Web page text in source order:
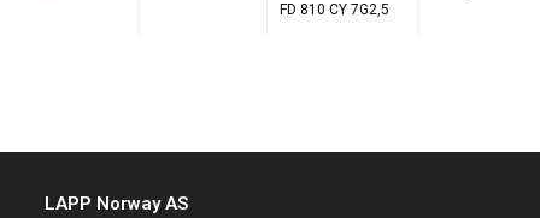
FD 810 CY 7G2,5
LAPP Norway AS